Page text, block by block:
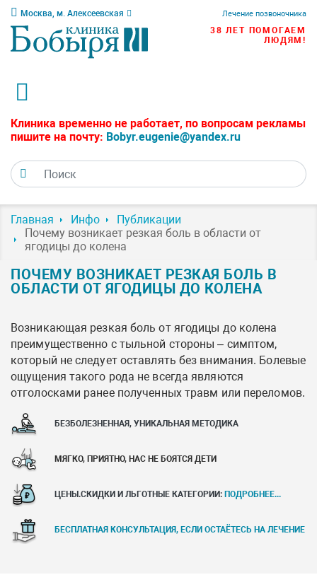
Москва, м. Алексеевская Лечение позвоночника
38 ЛЕТ ПОМОГАЕМ
ЛЮДЯМ!
Клиника временно не работает, по вопросам рекламы
пишите на почту: Bobyr.eugenie@yandex.ru
Главная Инфо
Публикации
Почему возникает резкая боль в области от
ягодицы до колена
ПОЧЕМУ ВОЗНИКАЕТ РЕЗКАЯ БОЛЬ В
ОБЛАСТИ ОТ ЯГОДИЦЫ ДО КОЛЕНА
Возникающая резкая боль от ягодицы до колена
преимущественно с тыльной стороны – симптом,
который не следует оставлять без внимания. Болевые
ощущения такого рода не всегда являются
отголосками ранее полученных травм или переломов.
БЕЗБОЛЕЗНЕННАЯ, УНИКАЛЬНАЯ МЕТОДИКА
МЯГКО, ПРИЯТНО, НАС НЕ БОЯТСЯ ДЕТИ
ЦЕНЫ.СКИДКИ И ЛЬГОТНЫЕ КАТЕГОРИИ: ПОДРОБНЕЕ...
БЕСПЛАТНАЯ КОНСУЛЬТАЦИЯ, ЕСЛИ ОСТАЁТЕСЬ НА ЛЕЧЕНИЕ